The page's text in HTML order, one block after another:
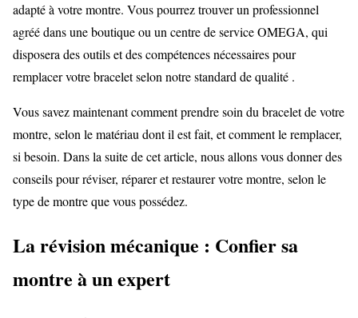
adapté à votre montre. Vous pourrez trouver un professionnel
agréé dans une boutique ou un centre de service OMEGA, qui
disposera des outils et des compétences nécessaires pour
remplacer votre bracelet selon notre standard de qualité .
Vous savez maintenant comment prendre soin du bracelet de votre
montre, selon le matériau dont il est fait, et comment le remplacer,
si besoin. Dans la suite de cet article, nous allons vous donner des
conseils pour réviser, réparer et restaurer votre montre, selon le
type de montre que vous possédez.
La révision mécanique : Confier sa
montre à un expert